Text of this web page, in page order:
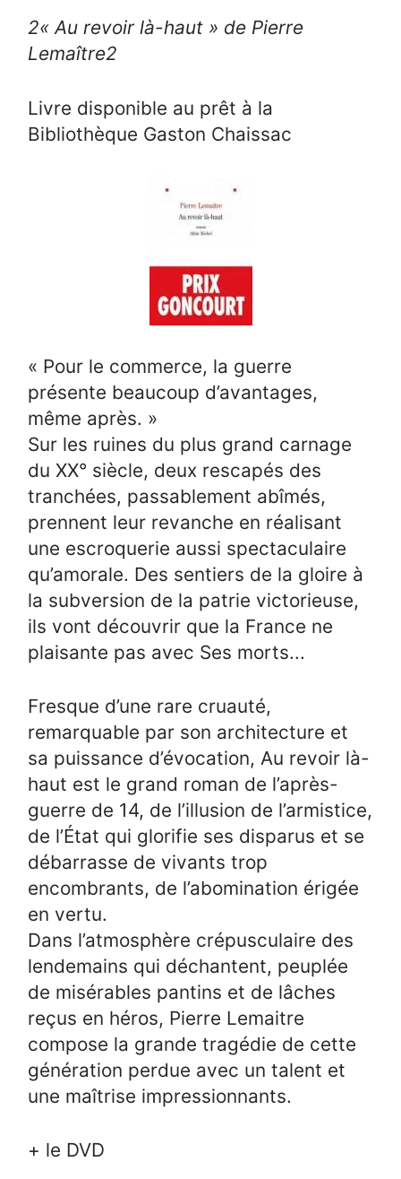
2« Au revoir là-haut » de Pierre
Lemaître2
Livre disponible au prêt à la
Bibliothèque Gaston Chaissac
« Pour le commerce, la guerre
présente beaucoup d’avantages,
même après. »
Sur les ruines du plus grand carnage
du XX° siècle, deux rescapés des
tranchées, passablement abîmés,
prennent leur revanche en réalisant
une escroquerie aussi spectaculaire
qu’amorale. Des sentiers de la gloire à
la subversion de la patrie victorieuse,
ils vont découvrir que la France ne
plaisante pas avec Ses morts...
Fresque d’une rare cruauté,
remarquable par son architecture et
sa puissance d’évocation, Au revoir là-
haut est le grand roman de l’après-
guerre de 14, de l’illusion de l’armistice,
de l’État qui glorifie ses disparus et se
débarrasse de vivants trop
encombrants, de l’abomination érigée
en vertu.
Dans l’atmosphère crépusculaire des
lendemains qui déchantent, peuplée
de misérables pantins et de lâches
reçus en héros, Pierre Lemaitre
compose la grande tragédie de cette
génération perdue avec un talent et
une maîtrise impressionnants.
+ le DVD